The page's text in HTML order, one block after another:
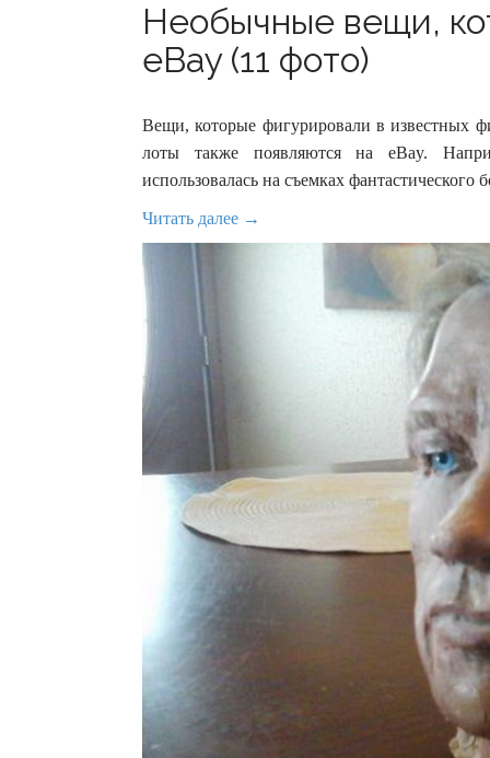
Необычные вещи,
eBay (11 фото)
Вещи, которые фигурировали в известных
лоты также появляются на eBay.
использовалась на съемках фантастического
Читать далее →